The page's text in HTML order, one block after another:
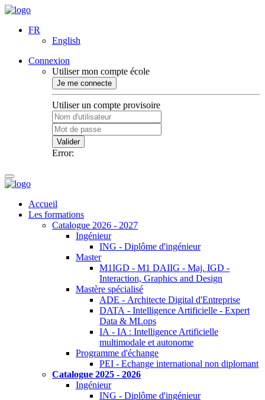
FR
English
Connexion
Utiliser mon compte école
Je me connecte
Utiliser un compte provisoire
Valider
Error:
Accueil
Les formations
Catalogue 2026 - 2027
Ingénieur
ING - Diplôme d'ingénieur
Master
M1IGD - M1 DAIIG - Maj. IGD -
Interaction, Graphics and Design
Mastère spécialisé
ADE - Architecte Digital d'Entreprise
DATA - Intelligence Artificielle - Expert
Data & MLops
IA - IA : Intelligence Artificielle
multimodale et autonome
Programme d'échange
PEI - Echange international non diplomant
Catalogue 2025 - 2026
Ingénieur
ING - Diplôme d'ingénieur